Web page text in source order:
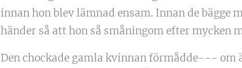
innan hon blev lämnad ensam. Innan de bägge
händer så att hon så småningom efter mycken
Den chockade gamla kvinnan förmådde---